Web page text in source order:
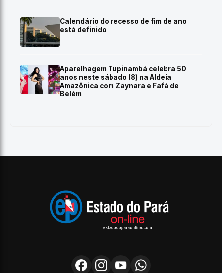
Calendário do recesso de fim de ano
está definido
Aparelhagem Tupinambá celebra 50
anos neste sábado (8) na Aldeia
Amazônica com Zaynara e Fafá de
Belém